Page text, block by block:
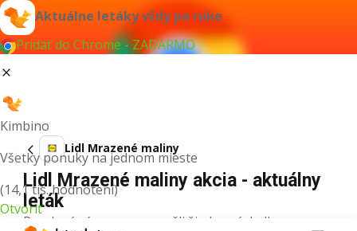
Aktuálne letáky vždy po ruke
Pridať do Chrome - ZADARMO
Kimbino
Všetky ponuky na jednom mieste
(14,1 tis. hodnotení)
Otvoriť
Lidl Mrazené maliny
Lidl Mrazené maliny akcia - aktuálny
leták
Pre daný výraz sme nenašli žiadne výsledky.